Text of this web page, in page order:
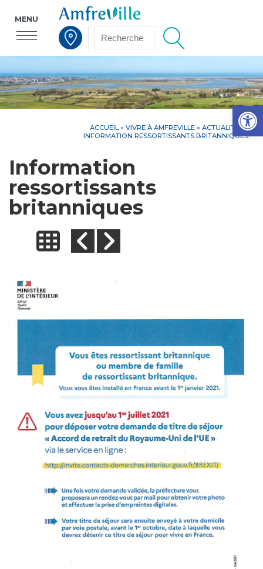
Voir la carte interactive
MENU
ACCUEIL » VIVRE À AMFREVILLE » ACTUALITÉS»
INFORMATION RESSORTISSANTS BRITANNIQUES
Information
ressortissants
britanniques